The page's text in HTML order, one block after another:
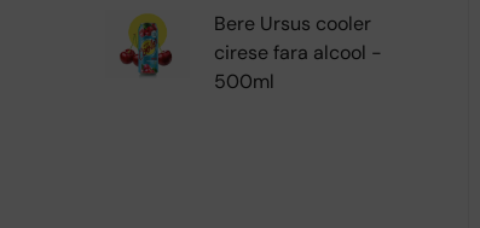
Bere Ursus cooler
cirese fara alcool -
500ml